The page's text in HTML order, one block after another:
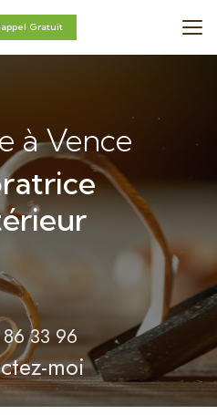
Gratuit
à Vence
33 96
moi